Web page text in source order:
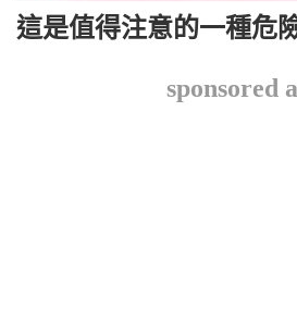
這是值得注意的一種危
sponsored